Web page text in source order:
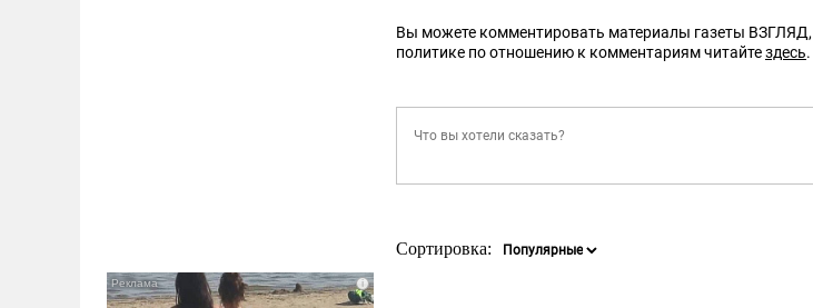
Вы можете комментировать материалы газеты ВЗГЛЯД,
политике по отношению к комментариям читайтездесь.
Сортировка: